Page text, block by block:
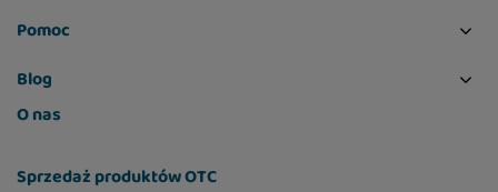
Pomoc
Blog
O nas
Sprzedaż produktów OTC